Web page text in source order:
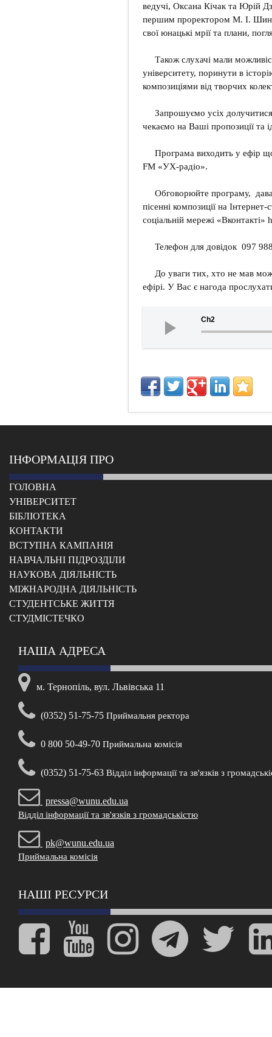
ведучі, Оксана Кічак та Юрій
першим проректором М. І.
свої юнацькі мрії та плани,
Також слухачі мали
університету, поринути в
композиціями від творчих
Запрошуємо усіх
чекаємо на Ваші пропозиції та
Програма виходить у ефір
FM «УХ-радіо».
Обговорюйте програму,
пісенні композиції на
соціальній мережі «Вконтакті»
Телефон для довідок 097
До уваги тих, хто не мав
ефірі. У Вас є нагода
Ch2
ІНФОРМАЦІЯ ПРО
ГОЛОВНА
УНІВЕРСИТЕТ
БІБЛІОТЕКА
КОНТАКТИ
ВСТУПНА КАМПАНІЯ
НАВЧАЛЬНІ ПІДРОЗДІЛИ
НАУКОВА ДІЯЛЬНІСТЬ
МІЖНАРОДНА ДІЯЛЬНІСТЬ
CТУДЕНТСЬКЕ ЖИТТЯ
CТУДМІСТЕЧКО
НАША АДРЕСА
м. Тернопіль, вул. Львівська 11
(0352) 51-75-75 Приймальня ректора
0 800 50-49-70 Приймальна комісія
(0352) 51-75-63 Відділ інформації та зв'язків з
pressa@wunu.edu.ua
Відділ інформації та зв'язків з громадськістю
pk@wunu.edu.ua
Приймальна комісія
НАШІ РЕСУРСИ